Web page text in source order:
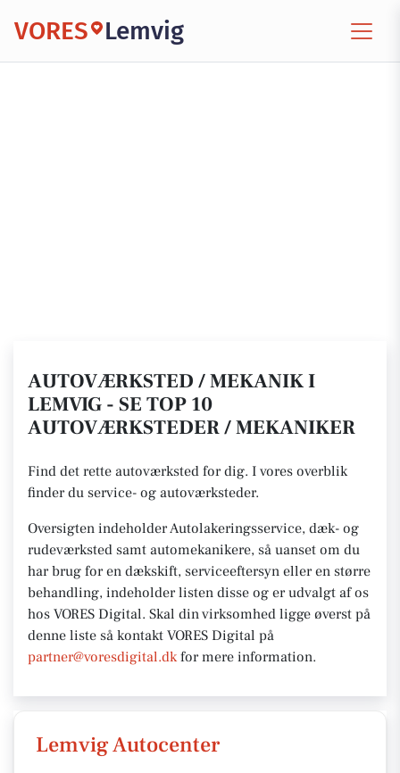
VORES Lemvig
AUTOVÆRKSTED / MEKANIK I
LEMVIG - SE TOP 10
AUTOVÆRKSTEDER / MEKANIKER
Find det rette autoværksted for dig. I vores overblik
finder du service- og autoværksteder.
Oversigten indeholder Autolakeringsservice, dæk- og
rudeværksted samt automekanikere, så uanset om du
har brug for en dækskift, serviceeftersyn eller en større
behandling, indeholder listen disse og er udvalgt af os
hos VORES Digital. Skal din virksomhed ligge øverst på
denne liste så kontakt VORES Digital på
partner@voresdigital.dk for mere information.
Lemvig Autocenter